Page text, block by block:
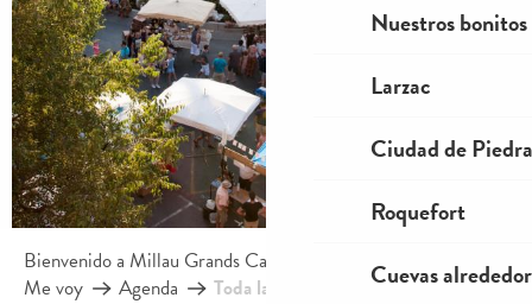
Nuestros
Larzac
Ciudad de Piedra
Roquefort
Cuevas
Bienvenido a Millau Grands Causses – Gorges du Tarn
Me voy
Agenda Toda la agenda